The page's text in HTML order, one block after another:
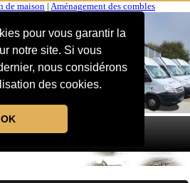
pour vous garantir la
notre site. Si vous
nous considérons
des cookies.
OK
de maison Aménagement des combles
MENU